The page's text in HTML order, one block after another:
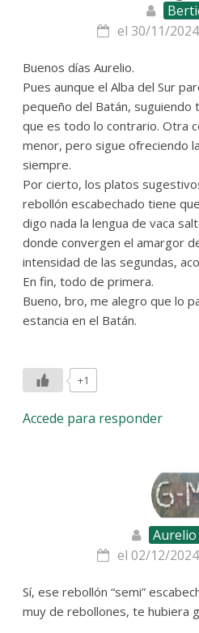
el 30/11/
Buenos días Aurelio.
Pues aunque el Alba del Sur
pequeño del Batán, suguiendo
que es todo lo contrario. Otra
menor, pero sigue ofreciendo
siempre.
Por cierto, los platos
rebollón escabechado tiene
digo nada la lengua de vaca
donde convergen el amargor
intensidad de las segundas,
En fin, todo de primera.
Bueno, bro, me alegro que lo
estancia en el Batán.
+1
Accede para responder
Aurelio
el 02/12/
Sí, ese rebollón “semi”
muy de rebollones, te hubiera